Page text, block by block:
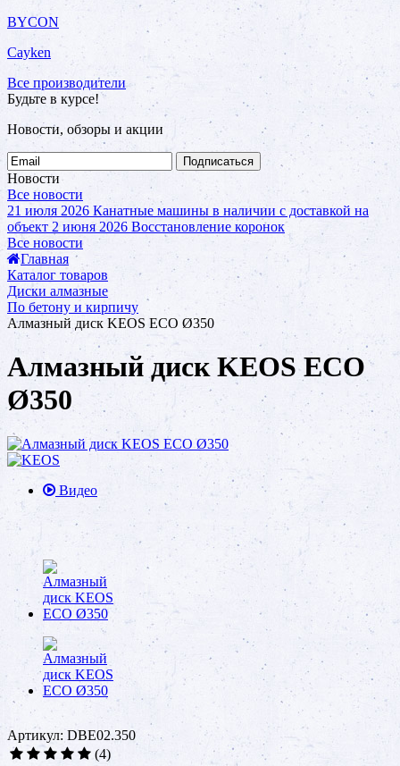
BYCON
Cayken
Все производители
Будьте в курсе!
Новости, обзоры и акции
Подписаться
Новости
Все новости
21 июля 2026 Канатные машины в наличии с доставкой на
объект 2 июня 2026 Восстановление коронок
Все новости
Главная
Каталог товаров
Диски алмазные
По бетону и кирпичу
Алмазный диск KEOS ECO Ø350
Алмазный диск KEOS ECO
Ø350
Видео
Артикул: DBE02.350
(4)